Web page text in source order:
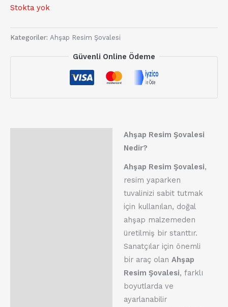
Stokta yok
Kategoriler: Ahşap Resim Şovalesi
Güvenli Online Ödeme
Ahşap Resim Şovalesi
Nedir?
Ahşap Resim Şovalesi,
resim yaparken
tuvalinizi sabit tutmak
için kullanılan, doğal
ahşap malzemeden
üretilmiş bir stanttır.
Sanatçılar için önemli
bir araç olan Ahşap
Resim Şovalesi, farklı
boyutlarda ve
ayarlanabilir